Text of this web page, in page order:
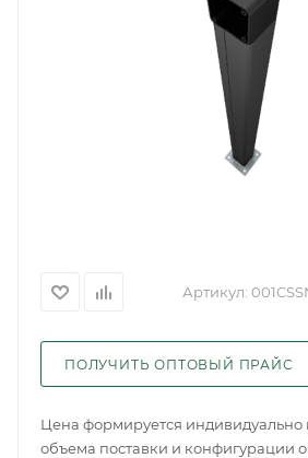
Артикул:
ПОЛУЧИТЬ ОПТОВЫЙ ПРАЙС
Цена формируется индивидуально
объема поставки и конфигурации